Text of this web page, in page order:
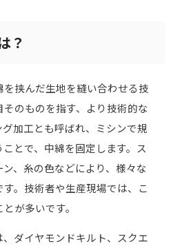
？
挟んだ生地を縫い合わせる技
のものを指す、より技術的な
加工とも呼ばれ、ミシンで規
とで、中綿を固定します。ス
、糸の色などにより、様々な
。技術者や生産現場では、こ
が多いです。
ダイヤモンドキルト、スクエ